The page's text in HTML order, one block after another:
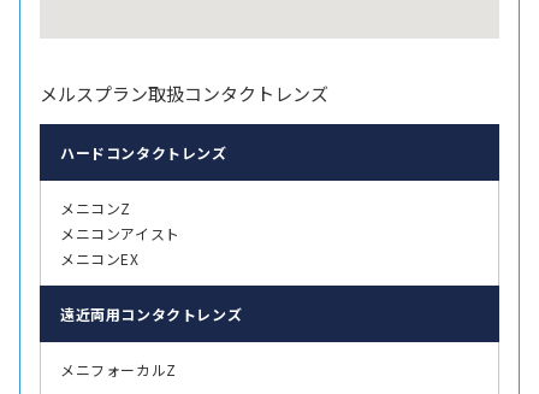
メルスプラン取扱コンタクトレンズ
ハード コンタクトレンズ
メニコンZ
メニコンアイスト
メニコンEX
遠近両用コンタクトレンズ
メニフォーカルZ